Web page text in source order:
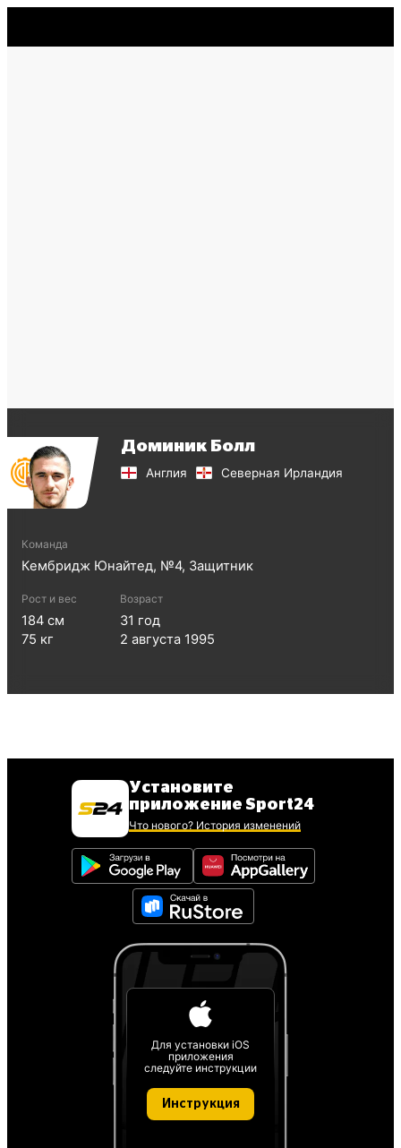
Доминик Болл
Англия Северная Ирландия
Команда
Кембридж Юнайтед, №4, Защитник
Рост и вес
184 см
75 кг
Возраст
31 год
2 августа 1995
Установите
приложение Sport24
Что нового? История изменений
Для установки iOS
приложения
следуйте инструкции
Инструкция